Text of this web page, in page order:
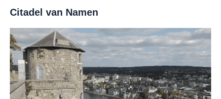
Citadel van Namen